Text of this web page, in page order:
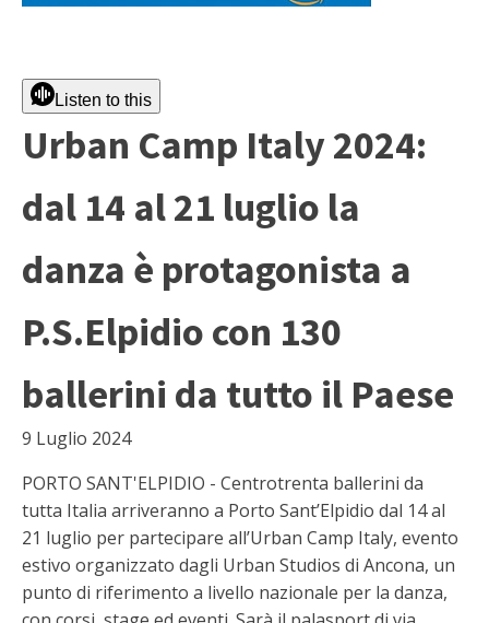
Listen to this
Urban Camp Italy 2024:
dal 14 al 21 luglio la
danza è protagonista a
P.S.Elpidio con 130
ballerini da tutto il Paese
9 Luglio 2024
PORTO SANT'ELPIDIO - Centrotrenta ballerini da
tutta Italia arriveranno a Porto Sant’Elpidio dal 14 al
21 luglio per partecipare all’Urban Camp Italy, evento
estivo organizzato dagli Urban Studios di Ancona, un
punto di riferimento a livello nazionale per la danza,